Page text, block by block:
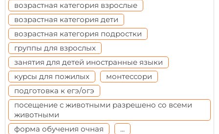
возрастная категория взрослые
возрастная категория дети
возрастная категория подростки
группы для взрослых
занятия для детей иностранные языки
курсы для пожилых
монтессори
подготовка к егэ/огэ
посещение с животными разрешено со всеми
животными
форма обучения очная
...